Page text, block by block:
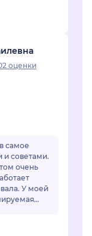
оценки
самое
советами.
очень
моей